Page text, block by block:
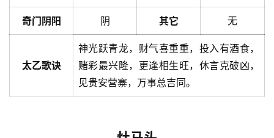
奇门阴阳 阴 其它 无
太乙歌诀
神光跃青龙，财气喜重重，投入有酒食，
赌彩最兴隆，更逢相生旺，休言克破凶，
见贵安营寨，万事总吉同。